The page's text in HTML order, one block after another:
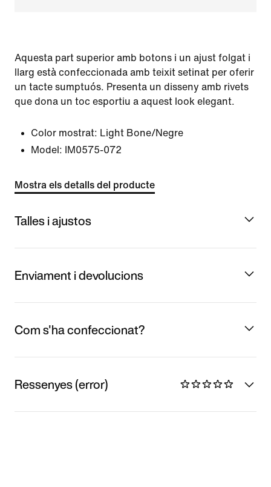
Aquesta part superior amb botons i un ajust folgat i
llarg està confeccionada amb teixit setinat per oferir
un tacte sumptuós. Presenta un disseny amb rivets
que dona un toc esportiu a aquest look elegant.
Color mostrat: Light Bone/Negre
Model:
IM0575-072
Mostra els detalls del producte
Talles i ajustos
Enviament i devolucions
Com s'ha confeccionat?
Ressenyes (error)